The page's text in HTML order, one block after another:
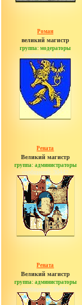
Роман
великий магистр
группа: модераторы
сообщений: 1557
Рената
Великий магистр
группа: администраторы
сообщений: 30442
Рената
Великий магистр
группа: администраторы
сообщений: 30442